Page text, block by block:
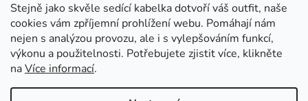
Stejně jako skvěle sedící kabelka dotvoří váš outfit, naše
cookies vám zpříjemní prohlížení webu. Pomáhají nám
nejen s analýzou provozu, ale i s vylepšováním funkcí,
výkonu a použitelnosti. Potřebujete zjistit více, klikněte
naVíce informací.
.
KONTAKTUJTE NÁS - jsme tady pro Vás na telefonu i
Chceš získat slevu 150Kč na svůj první nákup? Přihlaste
se k našemu newsletteru.